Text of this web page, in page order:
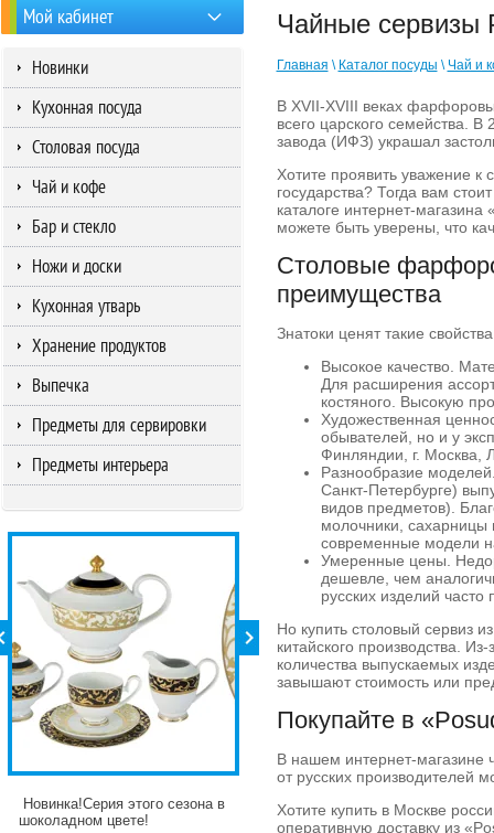
Чайные сервизы
Главная \ Каталог посуды \ Чай и
В XVII-XVIII веках
всего царского семейства.
завода (ИФЗ) украшал
Хотите проявить уважение к
государства? Тогда вам
каталоге интернет-
можете быть уверены, что
Столовые
преимущества
Знатоки ценят такие
Высокое качество.
Для расширения
костяного. Высокую
Художественная
обывателей, но и у
Финляндии, г. Москва,
Разнообразие
Санкт-Петербурге)
видов предметов).
молочники, сахарницы
современные модели
Умеренные цены.
дешевле, чем
русских изделий
Но купить столовый сервиз
китайского производства.
количества выпускаемых
завышают стоимость или
Покупайте в
В нашем интернет-магазине
от русских производителей
Хотите купить в Москве
оперативную доставку из
Мой кабинет
Новинки
Кухонная посуда
Столовая посуда
Чай и кофе
Бар и стекло
Ножи и доски
Кухонная утварь
Хранение продуктов
Выпечка
Предметы для сервировки
Предметы интерьера
Новинка!Серия этого сезона в
шоколадном цвете!
Детские кружки Зверята с
разнымикартинкми)